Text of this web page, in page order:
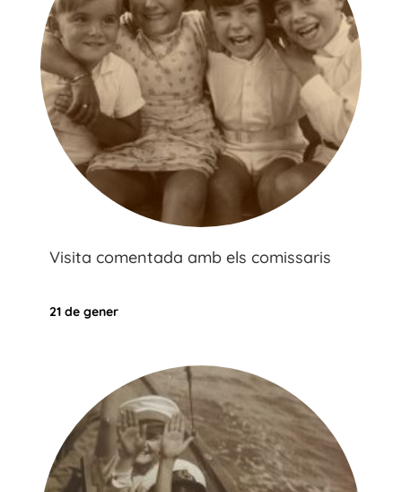
Visita comentada amb els comissaris
21 de gener